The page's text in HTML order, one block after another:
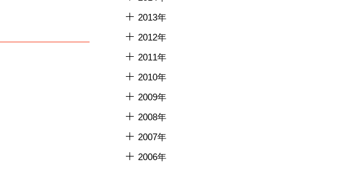
2013年
2012年
2011年
2010年
2009年
2008年
2007年
2006年